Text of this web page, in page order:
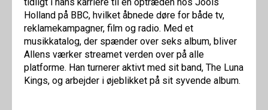
Holland på BBC, hvilket åbnede døre for både tv,
reklamekampagner, film og radio. Med et
musikkatalog, der spænder over seks album, bliver
Allens værker streamet verden over på alle
platforme. Han turnerer aktivt med sit band, The Luna
Kings, og arbejder i øjeblikket på sit syvende album.